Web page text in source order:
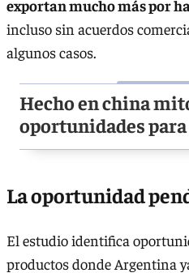
exportan mucho más por
incluso sin acuerdos
algunos casos.
Hecho en china
oportunidades
La oportunidad
El estudio identifica
productos donde Argentina